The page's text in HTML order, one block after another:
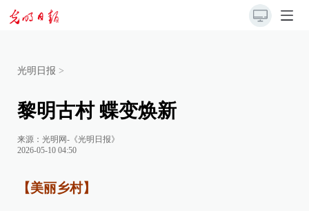
光明日报 >
黎明古村 蝶变焕新
来源： 光明网-《光明日报》
2026-05-10 04:50
【美丽乡村】